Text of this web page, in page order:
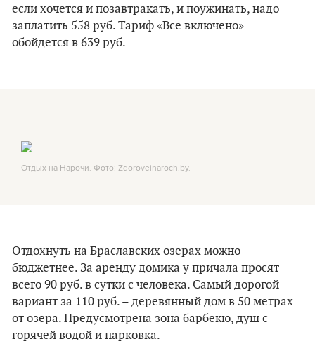
если хочется и позавтракать, и поужинать, надо
заплатить 558 руб. Тариф «Все включено»
обойдется в 639 руб.
Отдых на Нарочи. Фото: Zdoroveinaroch.by.
Отдохнуть на Браславских озерах можно
бюджетнее. За аренду домика у причала просят
всего 90 руб. в сутки с человека. Самый дорогой
вариант за 110 руб. – деревянный дом в 50 метрах
от озера. Предусмотрена зона барбекю, душ с
горячей водой и парковка.